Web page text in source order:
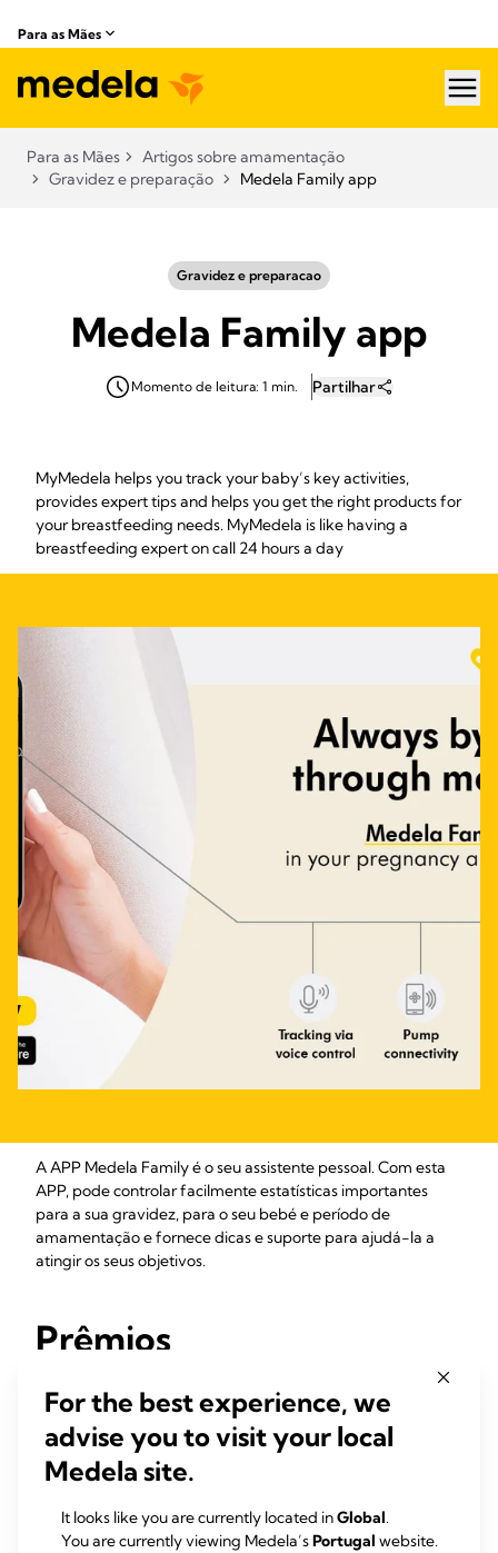
Para as Mães
Para as Mães
Artigos sobre amamentação​
Gravidez e preparação
Medela Family app
Gravidez e preparacao
Medela Family app
Momento de leitura: 1 min. Partilhar
MyMedela helps you track your baby’s key activities,
provides expert tips and helps you get the right products for
your breastfeeding needs. MyMedela is like having a
breastfeeding expert on call 24 hours a day
A APP Medela Family é o seu assistente pessoal. Com esta
APP, pode controlar facilmente estatísticas importantes
para a sua gravidez, para o seu bebé e período de
amamentação e fornece dicas e suporte para ajudá-la a
atingir os seus objetivos.
Prêmios
Prêmios
For the best experience, we
advise you to visit your local
Medela site.
It looks like you are currently located inGlobal.
You are currently viewing Medela’sPortugal website.